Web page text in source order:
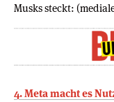
Musks steckt:
4. Meta macht es